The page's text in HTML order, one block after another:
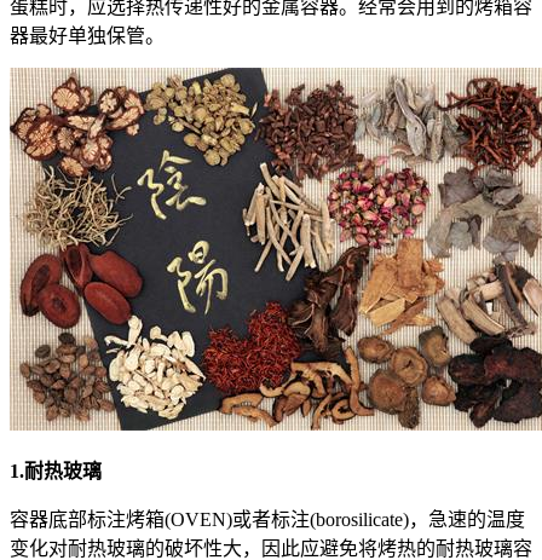
蛋糕时，应选择热传递性好的金属容器。经常会用到的烤箱容
器最好单独保管。
1.耐热玻璃
容器底部标注烤箱(OVEN)或者标注(borosilicate)，急速的温度
变化对耐热玻璃的破坏性大，因此应避免将烤热的耐热玻璃容